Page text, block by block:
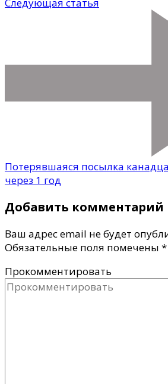
Следующая статья
Потерявшаяся посылка
через 1 год
Добавить комментарий
Ваш адрес email не будет
Обязательные поля помечены *
Прокомментировать